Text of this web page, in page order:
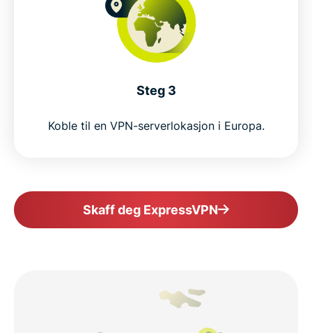
Steg 3
Koble til en VPN-serverlokasjon i Europa.
Skaff deg ExpressVPN